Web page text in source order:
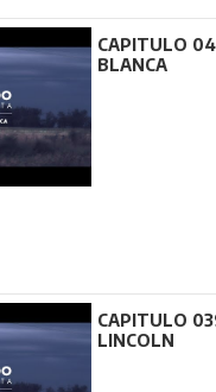
CAPITULO
BLANCA
CAPITULO
LINCOLN